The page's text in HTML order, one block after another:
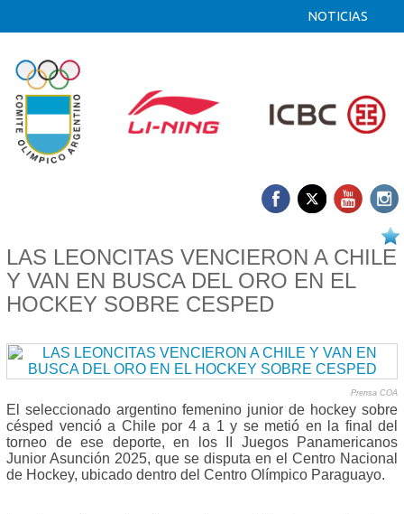
NOTICIAS
LAS LEONCITAS VENCIERON A CHILE
Y VAN EN BUSCA DEL ORO EN EL
HOCKEY SOBRE CESPED
Prensa COA
El seleccionado argentino femenino junior de hockey sobre
césped venció a Chile por 4 a 1 y se metió en la final del
torneo de ese deporte, en los II Juegos Panamericanos
Junior Asunción 2025, que se disputa en el Centro Nacional
de Hockey, ubicado dentro del Centro Olímpico Paraguayo.